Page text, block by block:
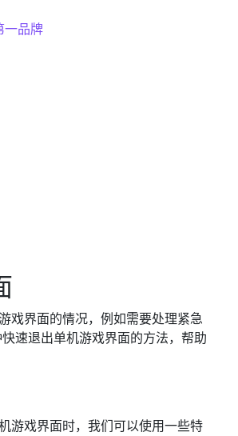
一品牌
戏界面的情况，例如需要处理紧急
速退出单机游戏界面的方法，帮助
游戏界面时，我们可以使用一些特